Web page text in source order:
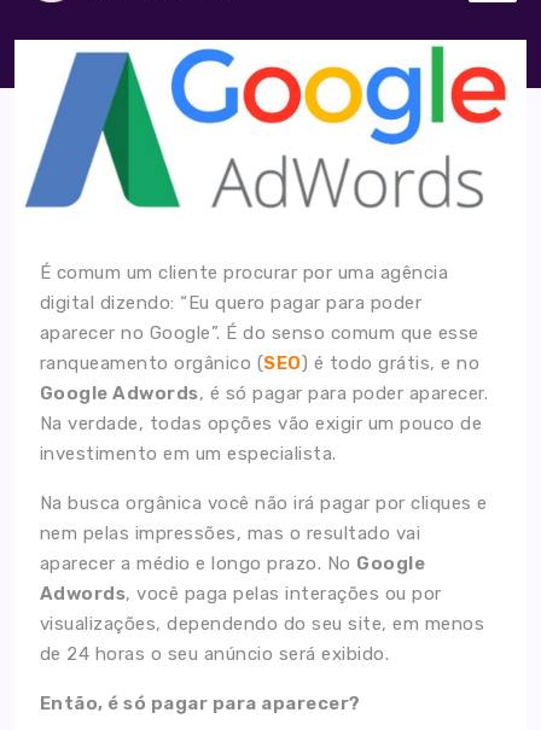
É comum um cliente procurar por uma agência
digital dizendo: “Eu quero pagar para poder
aparecer no Google”. É do senso comum que esse
ranqueamento orgânico (SEO) é todo grátis, e no
Google Adwords, é só pagar para poder aparecer.
Na verdade, todas opções vão exigir um pouco de
investimento em um especialista.
Na busca orgânica você não irá pagar por cliques e
nem pelas impressões, mas o resultado vai
aparecer a médio e longo prazo. No Google
Adwords, você paga pelas interações ou por
visualizações, dependendo do seu site, em menos
de 24 horas o seu anúncio será exibido.
Então, é só pagar para aparecer?